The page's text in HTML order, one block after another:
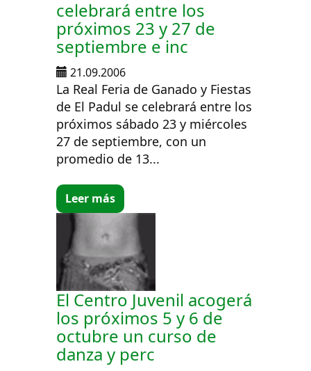
celebrará entre los
próximos 23 y 27 de
septiembre e inc
21.09.2006
La Real Feria de Ganado y Fiestas
de El Padul se celebrará entre los
próximos sábado 23 y miércoles
27 de septiembre, con un
promedio de 13...
Leer más
El Centro Juvenil acogerá
los próximos 5 y 6 de
octubre un curso de
danza y perc